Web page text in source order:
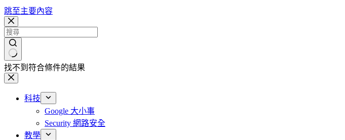
跳至主要內容
找不到符合條件的結果
科技
Google 大小事
Security 網路安全
教學